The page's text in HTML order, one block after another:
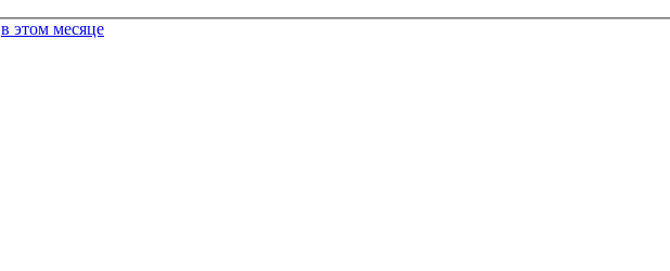
в этом месяце